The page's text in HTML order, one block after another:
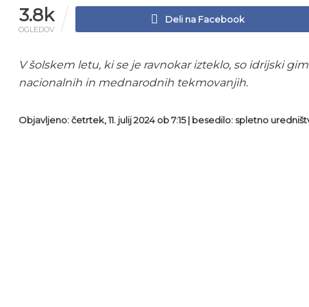
3.8k
OGLEDOV
Deli na Facebook
V šolskem letu, ki se je ravnokar izteklo, so idrijski
nacionalnih in mednarodnih tekmovanjih.
Objavljeno: četrtek, 11. julij 2024 ob 7:15 | besedilo: spletno